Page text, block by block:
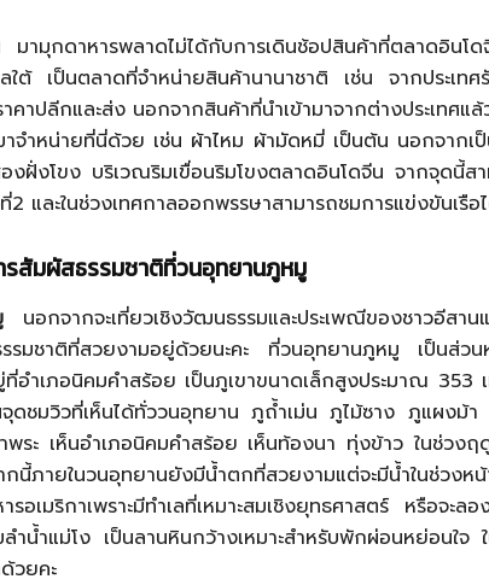
มามุกดาหารพลาดไม่ได้กับการเดินช้อปสินค้าที่ตลาดอินโ
ใต้ เป็นตลาดที่จำหน่ายสินค้านานาชาติ เช่น จากประเ
คาปลีกและส่ง นอกจากสินค้าที่นำเข้ามาจากต่างประเทศ
าจำหน่ายที่นี่ด้วย เช่น ผ้าไหม ผ้ามัดหมี่ เป็นต้น นอกจากเ
งฝั่งโขง บริเวณริมเขื่อนริมโขงตลาดอินโดจีน จากจุดนี้ส
2 และในช่วงเทศกาลออกพรรษาสามารถชมการแข่งขันเรื
รสัมผัสธรรมชาติที่วนอุทยานภูหมู
นอกจากจะเที่ยวเชิงวัฒนธรรมและประเพณีของชาวอีสา
รรมชาติที่สวยงามอยู่ด้วยนะคะ ที่วนอุทยานภูหมู เป็นส่ว
ำเภอนิคมคำสร้อย เป็นภูเขาขนาดเล็กสูงประมาณ 353 เ
จุดชมวิวที่เห็นได้ทั่ววนอุทยาน ภูถ้ำเม่น ภูไม้ซาง ภูแผงม้
ระ เห็นอำเภอนิคมคำสร้อย เห็นท้องนา ทุ่งข้าว ในช่วงฤ
นี้ภายในวนอุทยานยังมีน้ำตกที่สวยงามแต่จะมีน้ำในช่วงห
อเมริกาเพราะมีทำเลที่เหมาะสมเชิงยุทธศาสตร์ หรือจะล
ำน้ำแม่โง เป็นลานหินกว้างเหมาะสำหรับพักผ่อนหย่อนใจ
วยคะ